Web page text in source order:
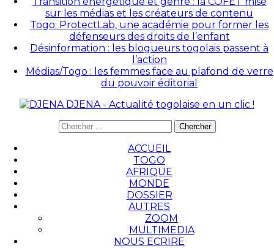
sur les médias et les créateurs de contenu
Togo: ProtectLab, une académie pour former les
défenseurs des droits de l’enfant
Désinformation : les blogueurs togolais passent à
l’action
Médias/Togo : les femmes face au plafond de verre
du pouvoir éditorial
DJENA - Actualité togolaise en un clic !
ACCUEIL
TOGO
AFRIQUE
MONDE
DOSSIER
AUTRES
ZOOM
MULTIMEDIA
NOUS ECRIRE